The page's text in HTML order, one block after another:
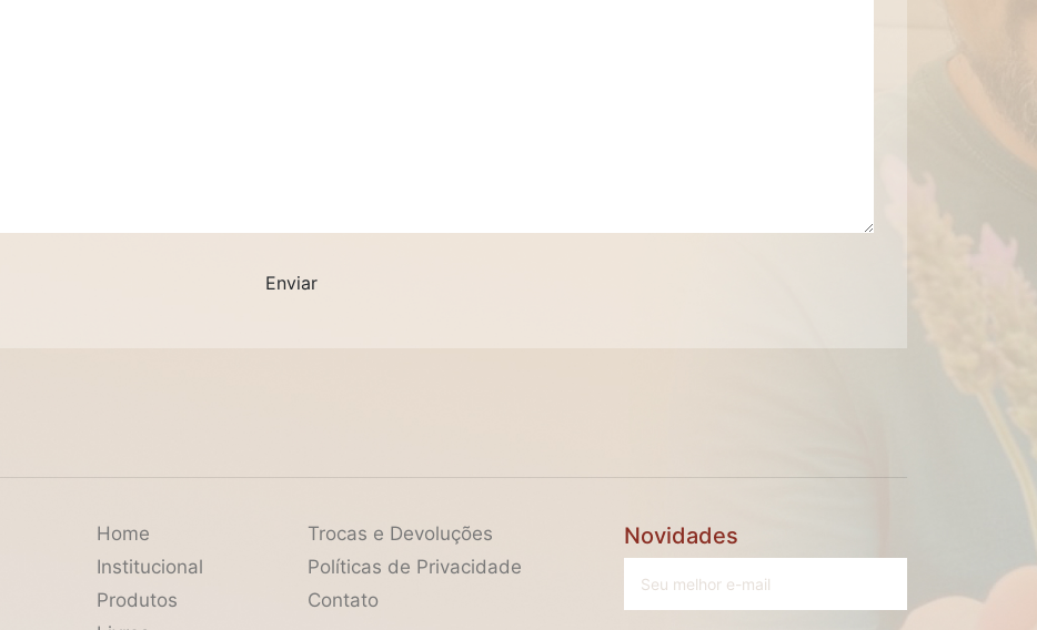
Home
Institucional
Produtos
Trocas e Devoluções
Políticas de Privacidade
Contato
Novidades